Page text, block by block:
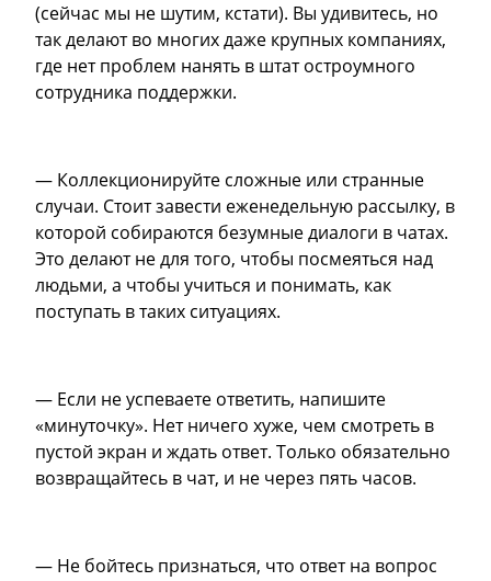
(сейчас мы не шутим, кстати). Вы удивитесь, но
так делают во многих даже крупных компаниях,
где нет проблем нанять в штат остроумного
сотрудника поддержки.
— Коллекционируйте сложные или странные
случаи. Стоит завести еженедельную рассылку, в
которой собираются безумные диалоги в чатах.
Это делают не для того, чтобы посмеяться над
людьми, а чтобы учиться и понимать, как
поступать в таких ситуациях.
— Если не успеваете ответить, напишите
«минуточку». Нет ничего хуже, чем смотреть в
пустой экран и ждать ответ. Только обязательно
возвращайтесь в чат, и не через пять часов.
— Не бойтесь признаться, что ответ на вопрос